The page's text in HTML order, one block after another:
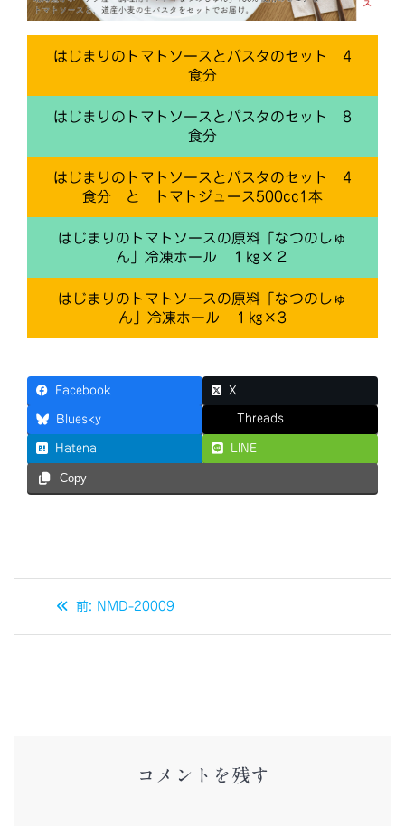
はじまりのトマトソースとパスタのセット 4
食分
はじまりのトマトソースとパスタのセット 8
食分
はじまりのトマトソースとパスタのセット 4
食分 と トマトジュース500cc1本
はじまりのトマトソースの原料「なつのしゅ
ん」冷凍ホール １㎏×２
はじまりのトマトソースの原料「なつのしゅ
ん」冷凍ホール １㎏×3
Facebook X
Bluesky Threads
Hatena LINE
Copy
稿
前: 過
NMD-20009
コメントを残す